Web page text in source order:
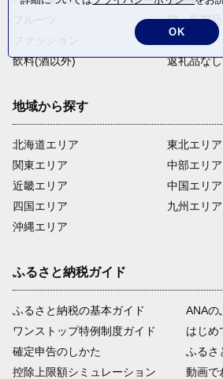
卵・乳製品
飲料(酒以外)
返礼品なし
地域から探す
北海道エリア
関東エリア
近畿エリア
四国エリア
沖縄エリア
東北エリア
中部エリア
中国エリア
九州エリア
ふるさと納税ガイド
ふるさと納税の基本ガイド
ワンストップ特例制度ガイド
確定申告のしかた
控除上限額シミュレーション
ANAの
はじめ
ふるさ
動画で
OK